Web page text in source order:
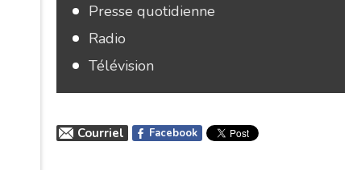
Presse quotidienne
Radio
Télévision
Courriel Facebook